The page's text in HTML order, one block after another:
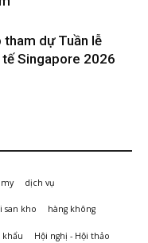
tham dự Tuần lễ
Singapore 2026
dịch vụ
san kho hàng không
Hội nghị - Hội thảo